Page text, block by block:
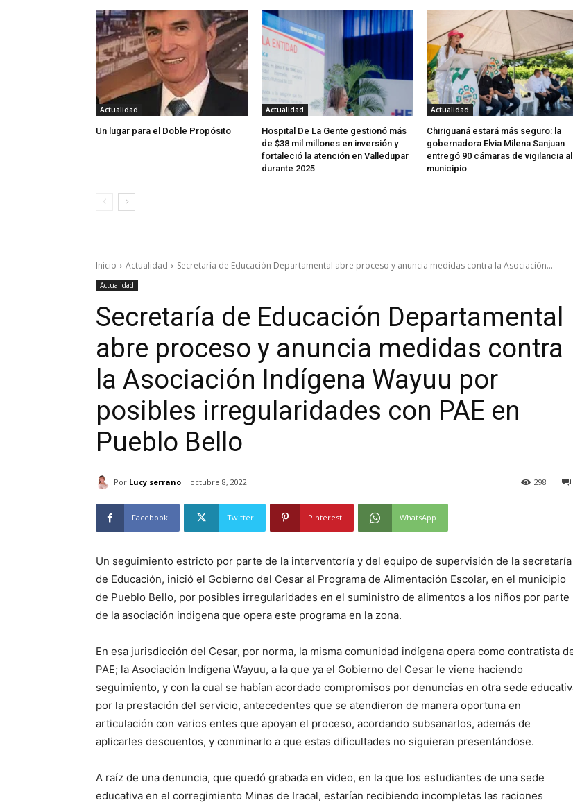
Actualidad
Un lugar para el Doble Propósito
Actualidad
Hospital De La Gente gestionó más
de $38 mil millones en inversión y
fortaleció la atención en Valledupar
durante 2025
Actualidad
Chiriguaná estará más seguro: la
gobernadora Elvia Milena Sanjuan
entregó 90 cámaras de vigilancia al
municipio